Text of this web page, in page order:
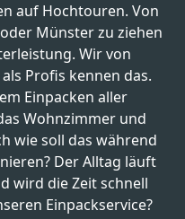
auf Hochtouren. Von
Münster zu ziehen
Wir von
Profis kennen das.
Einpacken aller
Wohnzimmer und
wie soll das während
Der Alltag läuft
wird die Zeit schnell
Einpackservice?